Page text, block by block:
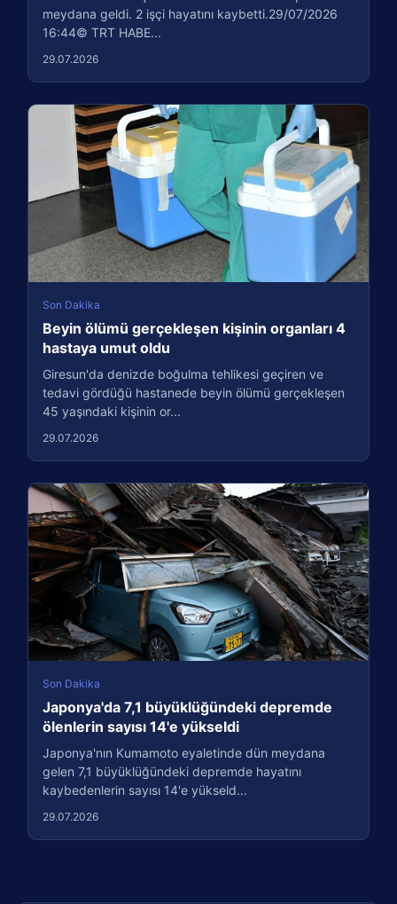
meydana geldi. 2 işçi hayatını kaybetti.29/07/2026
16:44© TRT HABE...
29.07.2026
Son Dakika
Beyin ölümü gerçekleşen kişinin organları 4
hastaya umut oldu
Giresun'da denizde boğulma tehlikesi geçiren ve
tedavi gördüğü hastanede beyin ölümü gerçekleşen
45 yaşındaki kişinin or...
29.07.2026
Son Dakika
Japonya'da 7,1 büyüklüğündeki depremde
ölenlerin sayısı 14'e yükseldi
Japonya'nın Kumamoto eyaletinde dün meydana
gelen 7,1 büyüklüğündeki depremde hayatını
kaybedenlerin sayısı 14'e yükseld...
29.07.2026